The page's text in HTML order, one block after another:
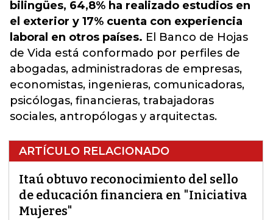
bilingües, 64,8% ha realizado estudios en
el exterior y 17% cuenta con experiencia
laboral en otros países. El Banco de Hojas
de Vida está conformado por perfiles de
abogadas, administradoras de empresas,
economistas, ingenieras, comunicadoras,
psicólogas, financieras, trabajadoras
sociales, antropólogas y arquitectas.
ARTÍCULO RELACIONADO
Itaú obtuvo reconocimiento del sello
de educación financiera en "Iniciativa
Mujeres"